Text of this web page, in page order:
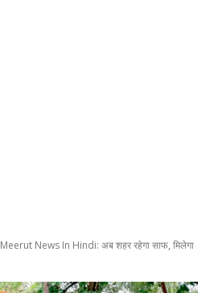
Meerut News In Hindi: अब शहर रहेगा साफ, मिलेगा